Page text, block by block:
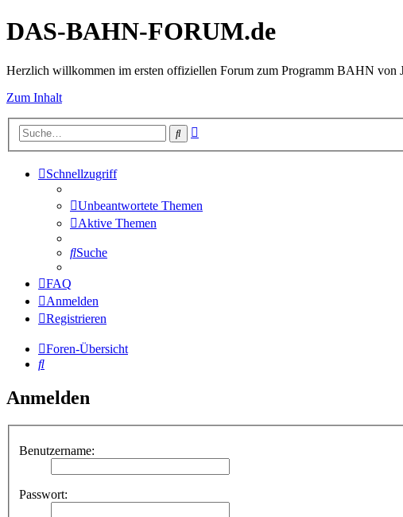
DAS-BAHN-FORUM.de
Herzlich willkommen im ersten offiziellen Forum zum Programm BAHN von
Zum Inhalt
Suche
Schnellzugriff
Unbeantwortete Themen
Aktive Themen
Suche
FAQ
Anmelden
Registrieren
Foren-Übersicht
Suche
Anmelden
Benutzername:
Passwort: